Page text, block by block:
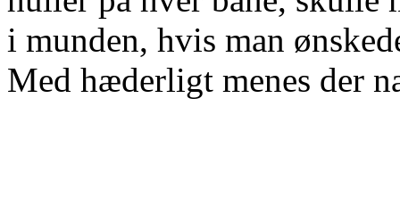
i munden, hvis man
Med hæderligt menes der